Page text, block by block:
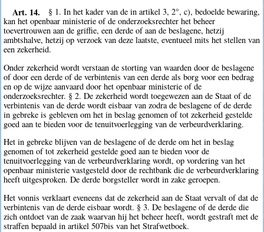
Art. 14.
§ 1. In het kader van de in artikel 3, 2°, c), bedoelde bewaring,
kan het openbaar ministerie of de onderzoeksrechter het beheer
toevertrouwen aan de griffie, een derde of aan de beslagene, hetzij
ambtshalve, hetzij op verzoek van deze laatste, eventueel mits het stellen van
een zekerheid.
Onder zekerheid wordt verstaan de storting van waarden door de beslagene
of door een derde of de verbintenis van een derde als borg voor een bedrag
en op de wijze aanvaard door het openbaar ministerie of de
onderzoeksrechter. § 2. De zekerheid wordt toegewezen aan de Staat of de
verbintenis van de derde wordt eisbaar van zodra de beslagene of de derde
in gebreke is gebleven om het in beslag genomen of tot zekerheid gestelde
goed aan te bieden voor de tenuitvoerlegging van de verbeurdverklaring.
Het in gebreke blijven van de beslagene of de derde om het in beslag
genomen of tot zekerheid gestelde goed aan te bieden voor de
tenuitvoerlegging van de verbeurdverklaring wordt, op vordering van het
openbaar ministerie vastgesteld door de rechtbank die de verbeurdverklaring
heeft uitgesproken. De derde borgsteller wordt in zake geroepen.
Het vonnis verklaart eveneens dat de zekerheid aan de Staat vervalt of dat de
verbintenis van de derde eisbaar wordt. § 3. De beslagene of de derde die
zich ontdoet van de zaak waarvan hij het beheer heeft, wordt gestraft met de
straffen bepaald in artikel 507bis van het Strafwetboek.